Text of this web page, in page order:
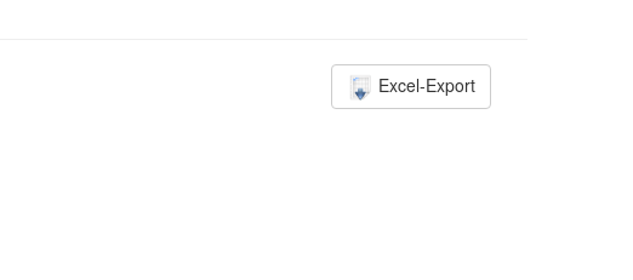
Excel-Export